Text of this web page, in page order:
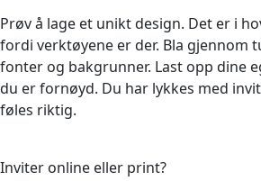
Prøv å lage et unikt design. Det er i
fordi verktøyene er der. Bla gjennom
fonter og bakgrunner. Last opp dine
du er fornøyd. Du har lykkes med
føles riktig.
Inviter online eller print?